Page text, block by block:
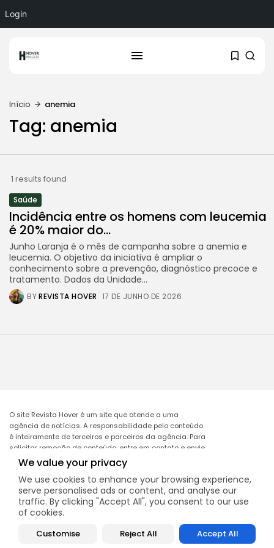
We value your privacy
We use cookies to enhance your browsing experience,
serve personalised ads or content, and analyse our
traffic. By clicking "Accept All", you consent to our use
of cookies.
Customise Reject All Accept All
Login
Início anemia
Tag: anemia
1 results found
Saúde
Incidência entre os homens com leucemia
é 20% maior do...
Junho Laranja é o mês de campanha sobre a anemia e
leucemia. O objetivo da iniciativa é ampliar o
conhecimento sobre a prevenção, diagnóstico precoce e
tratamento. Dados da Unidade...
BYREVISTA HOVER 17 DE JUNHO DE 2026
O site Revista Hover é um site que atende a uma
agência de notícias. A responsabilidade pelo conteúdo
é inteiramente de terceiros e parceiros da agência. Para
solicitar remoção de conteúdo, entre em contato e envie
o link da matéria a ser excluída no e-mail:
remocao@mcomglobal.com